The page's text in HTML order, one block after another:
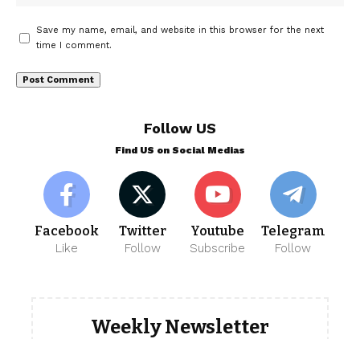
Save my name, email, and website in this browser for the next
time I comment.
Follow US
Find US on Social Medias
Facebook
Like
Twitter
Follow
Youtube
Subscribe
Telegram
Follow
Weekly Newsletter